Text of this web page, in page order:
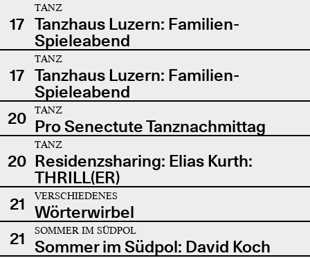
17
TANZ
Tanzhaus Luzern: Familien-
Spieleabend
17
TANZ
Tanzhaus Luzern: Familien-
Spieleabend
20
TANZ
Pro Senectute Tanznachmittag
20
TANZ
Residenzsharing: Elias Kurth:
THRILL(ER)
21
VERSCHIEDENES
Wörterwirbel
21
SOMMER IM SÜDPOL
Sommer im Südpol: David Koch